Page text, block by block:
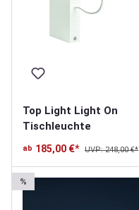
Top Light Light On
Tischleuchte
ab 185,00 €* UVP: 248,00 €*
%